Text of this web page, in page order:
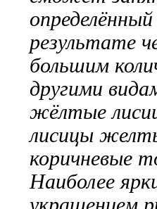
определённый
результате
большим
другими
жёлтые
лисицы
коричневые
Наиболее